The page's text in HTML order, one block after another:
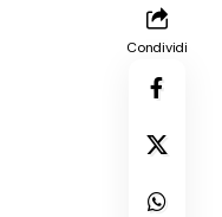
Condividi